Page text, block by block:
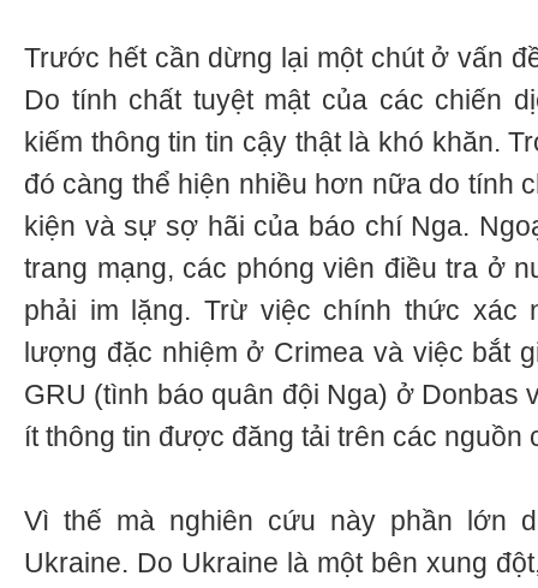
Trước hết cần dừng lại một chút ở vấn
Do tính chất tuyệt mật của các chiến
kiếm thông tin tin cậy thật là khó khăn.
đó càng thể hiện nhiều hơn nữa do tính
kiện và sự sợ hãi của báo chí Nga.
trang mạng, các phóng viên điều tra ở
phải im lặng. Trừ việc chính thức xác
lượng đặc nhiệm ở Crimea và việc bắt
GRU (tình báo quân đội Nga) ở Donbas
ít thông tin được đăng tải trên các nguồn
Vì thế mà nghiên cứu này phần lớn
Ukraine. Do Ukraine là một bên xung